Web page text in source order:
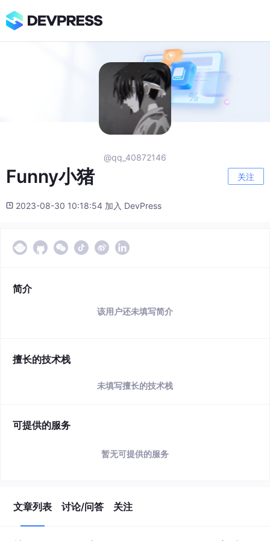
@qq_40872146
Funny小猪 关注
2023-08-30 10:18:54 加入 DevPress
简介
该用户还未填写简介
擅长的技术栈
未填写擅长的技术栈
可提供的服务
暂无可提供的服务
文章列表 讨论/问答 关注